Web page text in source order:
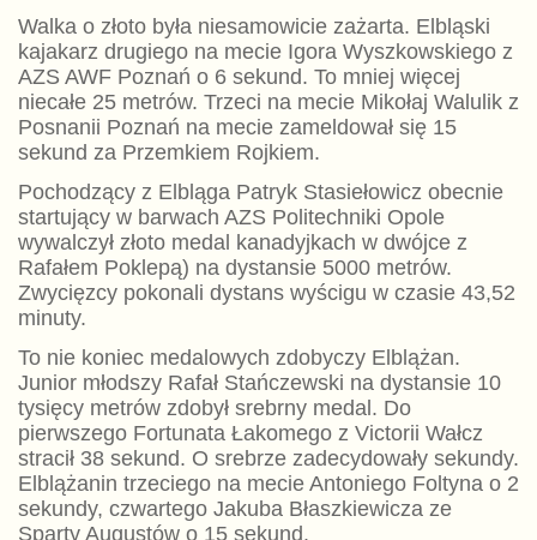
Walka o złoto była niesamowicie zażarta. Elbląski
kajakarz drugiego na mecie Igora Wyszkowskiego z
AZS AWF Poznań o 6 sekund. To mniej więcej
niecałe 25 metrów. Trzeci na mecie Mikołaj Walulik z
Posnanii Poznań na mecie zameldował się 15
sekund za Przemkiem Rojkiem.
Pochodzący z Elbląga Patryk Stasiełowicz obecnie
startujący w barwach AZS Politechniki Opole
wywalczył złoto medal kanadyjkach w dwójce z
Rafałem Poklepą) na dystansie 5000 metrów.
Zwycięzcy pokonali dystans wyścigu w czasie 43,52
minuty.
To nie koniec medalowych zdobyczy Elblążan.
Junior młodszy Rafał Stańczewski na dystansie 10
tysięcy metrów zdobył srebrny medal. Do
pierwszego Fortunata Łakomego z Victorii Wałcz
stracił 38 sekund. O srebrze zadecydowały sekundy.
Elblążanin trzeciego na mecie Antoniego Foltyna o 2
sekundy, czwartego Jakuba Błaszkiewicza ze
Sparty Augustów o 15 sekund.